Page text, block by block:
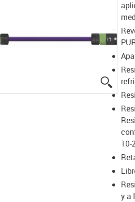
igus-
10-
y a